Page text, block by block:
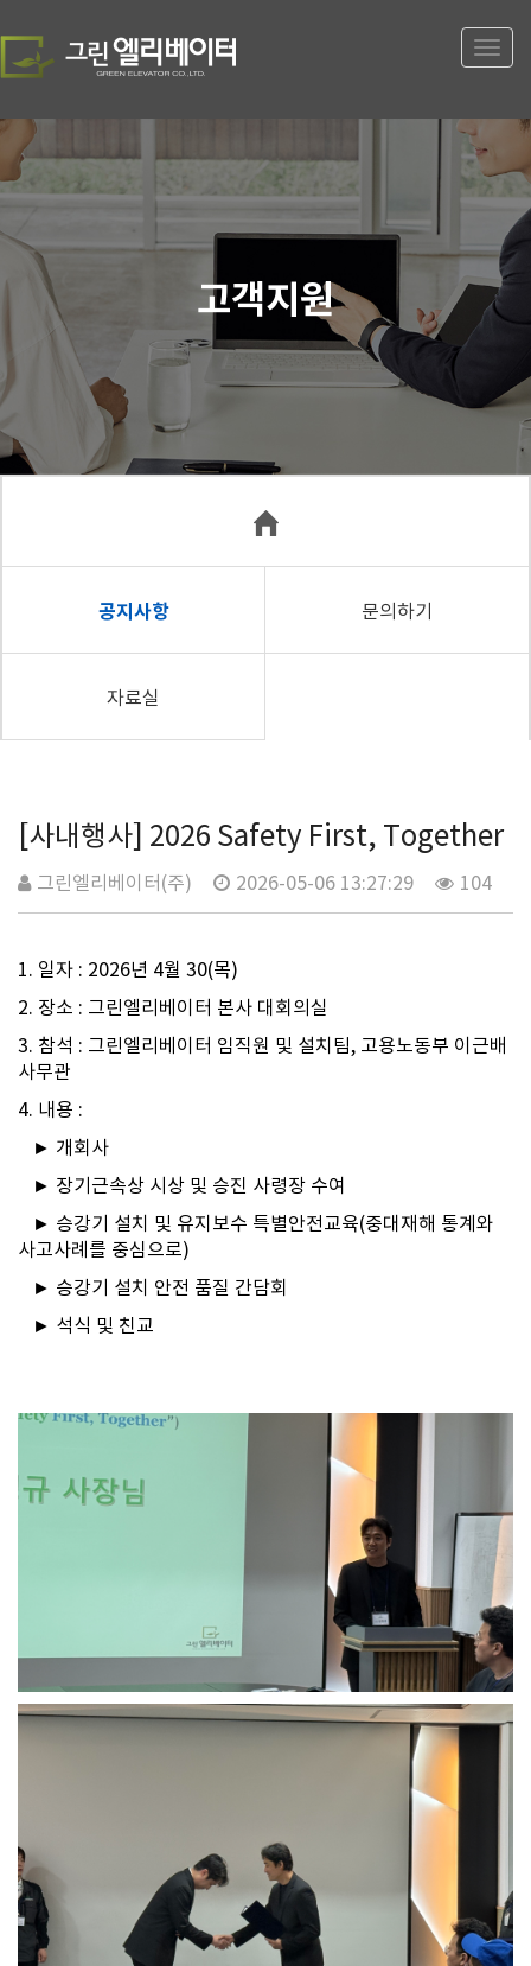
Toggle
고객지원
공지사항 문의하기
자료실
[사내행사] 2026 Safety First, Together
그린엘리베이터(주) 2026-05-06 13:27:29 104
1. 일자 : 2026년 4월 30(목)
2. 장소 : 그린엘리베이터 본사 대회의실
3. 참석 : 그린엘리베이터 임직원 및 설치팀, 고용노동부 이근배
사무관
4. 내용 :
► 개회사
► 장기근속상 시상 및 승진 사령장 수여
► 승강기 설치 및 유지보수 특별안전교육(중대재해 통계와
사고사례를 중심으로)
► 승강기 설치 안전 품질 간담회
► 석식 및 친교